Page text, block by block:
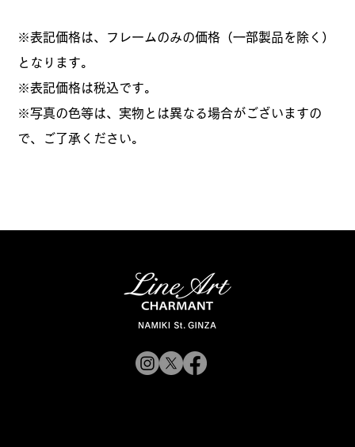
※表記価格は、フレームのみの価格（一部製品を除く）
となります。
​※表記価格は税込です。
※写真の色等は、実物とは異なる場合がございますの
で、ご了承ください。